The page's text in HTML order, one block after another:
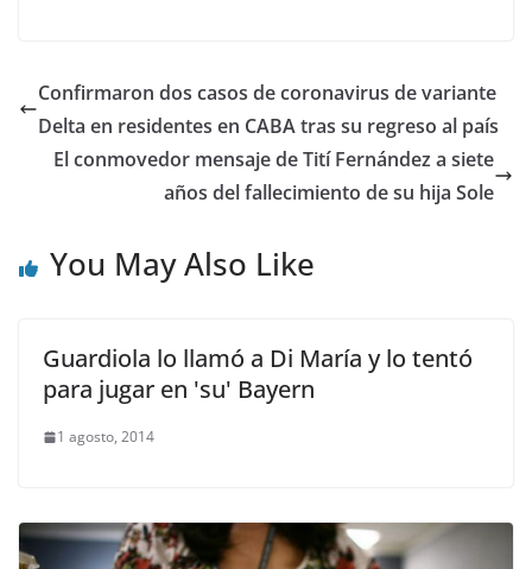
Confirmaron dos casos de coronavirus de variante
Delta en residentes en CABA tras su regreso al país
El conmovedor mensaje de Tití Fernández a siete
años del fallecimiento de su hija Sole
You May Also Like
Guardiola lo llamó a Di María y lo tentó
para jugar en 'su' Bayern
1 agosto, 2014